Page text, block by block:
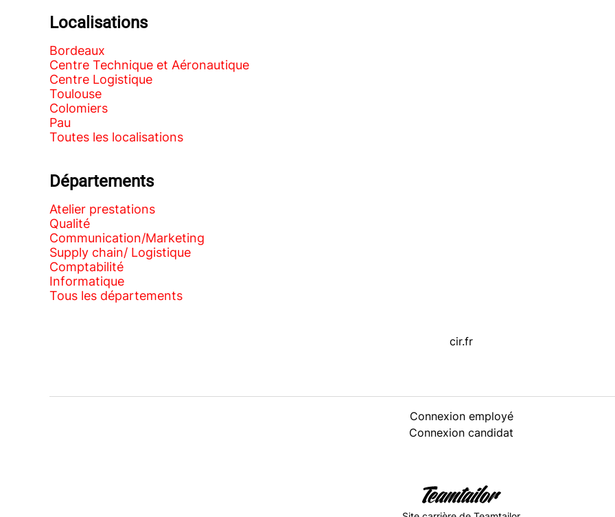
Localisations
Bordeaux
Centre Technique et Aéronautique
Centre Logistique
Toulouse
Colomiers
Pau
Toutes les localisations
Départements
Atelier prestations
Qualité
Communication/Marketing
Supply chain/ Logistique
Comptabilité
Informatique
Tous les départements
cir.fr
Connexion employé
Connexion candidat